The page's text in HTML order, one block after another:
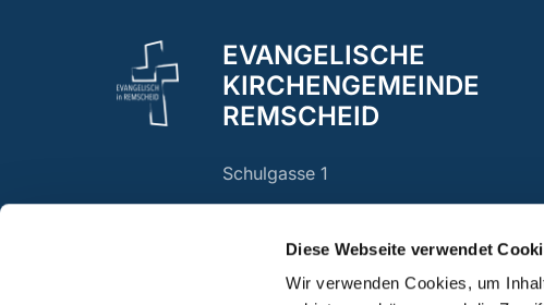
Diese Webseite verwendet
Wir verwenden Cookies, um
EVANGELISCHE
KIRCHENGEMEINDE
REMSCHEID
Schulgasse 1